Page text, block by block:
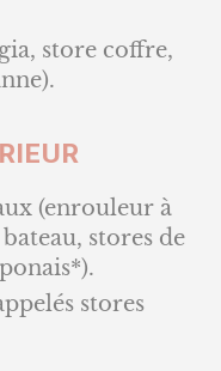
store coffre,
(enrouleur à
stores de
stores